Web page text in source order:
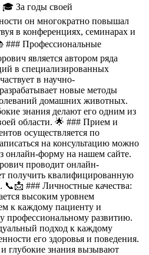
За годы своей
он многократно повышал
в конференциях, семинарах и
### Профессиональные
является автором ряда
в специализированных
в научно-
новые методы
домашних животных.
знания делают его одним из
области. 🌟 ### Прием и
осуществляется по
на консультацию можно
онлайн-форму на нашем сайте.
проводит онлайн-
получить квалифицированную
### Личностные качества:
высоким уровнем
к каждому пациенту и
профессиональному развитию.
подход к каждому
его здоровья и поведения.
глубокие знания вызывают